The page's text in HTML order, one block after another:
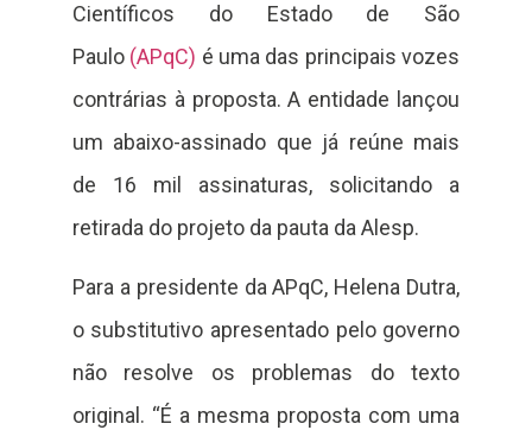
Científicos do Estado de São
Paulo (APqC) é uma das principais vozes
contrárias à proposta. A entidade lançou
um abaixo-assinado que já reúne mais
de 16 mil assinaturas, solicitando a
retirada do projeto da pauta da Alesp.
Para a presidente da APqC, Helena Dutra,
o substitutivo apresentado pelo governo
não resolve os problemas do texto
original. “É a mesma proposta com uma